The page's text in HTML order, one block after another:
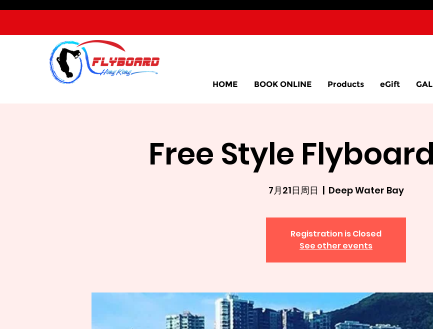
HOME BOOK ONLINE Products eGift
Free Style
7月21日周日
  |
Deep Water Bay
Registration is Closed
See other events